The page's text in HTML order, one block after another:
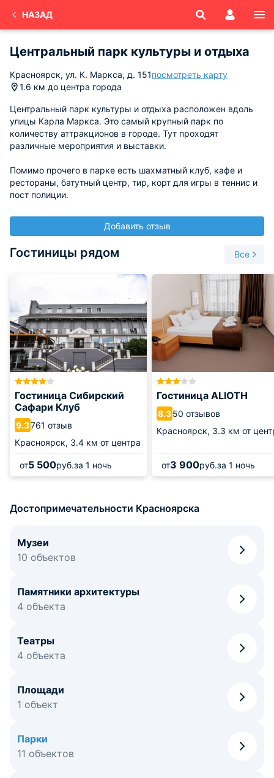
НАЗАД
Центральный парк культуры и отдыха
Красноярск, ул. К. Маркса, д. 151посмотреть карту
1.6 км до центра города
Центральный парк культуры и отдыха расположен вдоль
улицы Карла Маркса. Это самый крупный парк по
количеству аттракционов в городе. Тут проходят
различные мероприятия и выставки.
Помимо прочего в парке есть шахматный клуб, кафе и
рестораны, батутный центр, тир, корт для игры в теннис и
пост полиции.
Добавить отзыв
Гостиницы рядом Все
Гостиница Сибирский
Сафари Клуб
9.3761 отзыв
Красноярск, 3.4 км от центра
от5 500руб.за 1 ночь
Гостиница ALIOTH
8.350 отзывов
Красноярск, 3.3 км от
от3 900руб.за 1 ночь
Достопримечательности Красноярска
Музеи
10 объектов
Памятники архитектуры
4 объекта
Театры
4 объекта
Площади
1 объект
Парки
11 объектов